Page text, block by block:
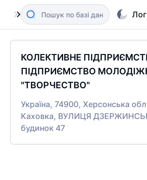
КОЛЕКТИВНЕ
ПІДПРИЄМСТВО
"ТВОРЧЕСТВО"
Україна, 74900, Херсонська
Каховка, ВУЛИЦЯ
будинок 47